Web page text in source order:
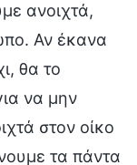
ανοιχτά,
Αν έκανα
θα το
να μην
στον οίκο
τα πάντα